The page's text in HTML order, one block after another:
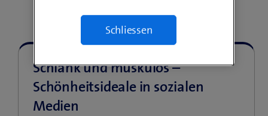
Schlank und muskulös –
Schönheitsideale in sozialen
Medien
Schliessen